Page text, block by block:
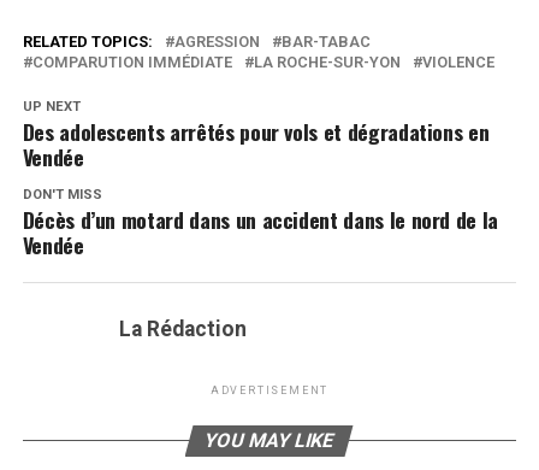
RELATED TOPICS: AGRESSION
BAR-TABAC
COMPARUTION IMMÉDIATE
LA ROCHE-SUR-YON VIOLENCE
UP NEXT
Des adolescents arrêtés pour vols et dégradations en
Vendée
DON'T MISS
Décès d’un motard dans un accident dans le nord de la
Vendée
La Rédaction
ADVERTISEMENT
YOU MAY LIKE